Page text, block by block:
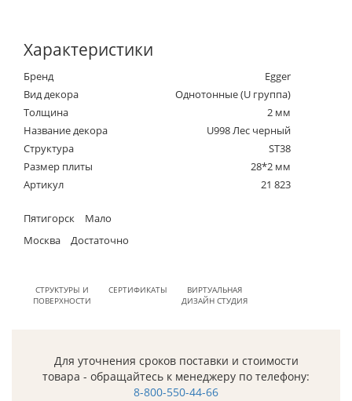
Характеристики
Бренд
Egger
Вид декора
Однотонные (U группа)
Толщина
2 мм
Название декора
U998 Лес черный
Структура
ST38
Размер плиты
28*2 мм
Артикул
21 823
Пятигорск
Мало
Москва
Достаточно
СТРУКТУРЫ И
ПОВЕРХНОСТИ
СЕРТИФИКАТЫ
ВИРТУАЛЬНАЯ
ДИЗАЙН СТУДИЯ
Для уточнения сроков поставки и стоимости
товара - обращайтесь к менеджеру по телефону:
8-800-550-44-66